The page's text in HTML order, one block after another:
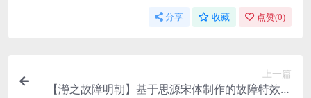
分享 收藏 点赞(0)
上一篇
【瀞之故障明朝】基于思源宋体制作的故障特效字